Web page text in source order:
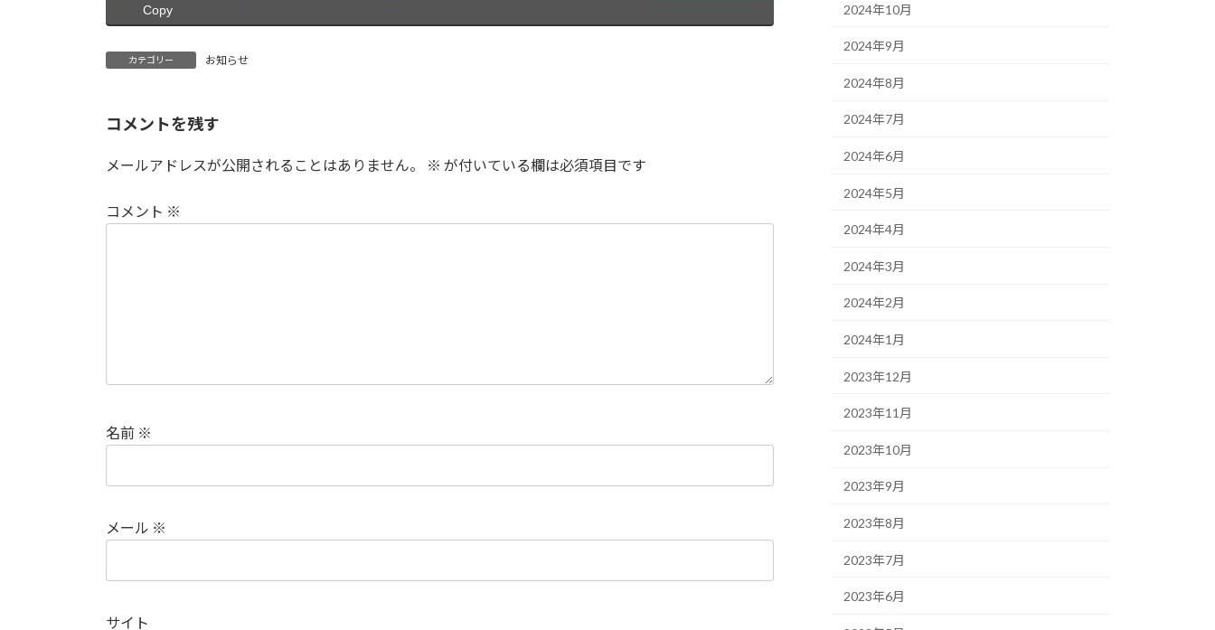
Copy
カテゴリー お知らせ
コメントを残す
メールアドレスが公開されることはありません。 ※ が付いている欄は必須項目です
コメント ※
名前 ※
メール ※
サイト
2024年10月
2024年9月
2024年8月
2024年7月
2024年6月
2024年5月
2024年4月
2024年3月
2024年2月
2024年1月
2023年12月
2023年11月
2023年10月
2023年9月
2023年8月
2023年7月
2023年6月